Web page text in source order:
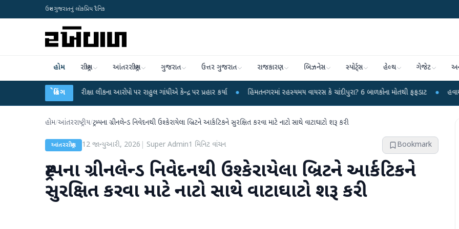
ઉત્તર ગુજરાતનું લોકપ્રિય દૈનિક
હોમ રાષ્ટ્રીય આંતરરાષ્ટ્રીય ગુજરાત ઉત્તર ગુજરાત રાજકારણ બિઝનેસ સ્પોર્ટ્સ હેલ્થ ગેજેટ
બ્રેકિંગ
UGC-NET પરીક્ષા લીકના આરોપો પર રાહુલ ગાંધીએ કેન્દ્ર પર પ્રહાર કર્યા ● હિંમતનગરમાં રહસ્યમય વાયરસ કે ચાંદીપુરા? 6 બાળકોના મોતથી ફફડાટ ● હવામાન વિભાગે
હોમ/આંતરરાષ્ટ્રીય/ટ્રમ્પના ગ્રીનલેન્ડ નિવેદનથી ઉશ્કેરાયેલા બ્રિટને આર્કટિકને સુરક્ષિત કરવા માટે નાટો સાથે વાટાઘાટો શરૂ કરી
આંતરરાષ્ટ્રીય 12 જાન્યુઆરી, 2026 Super Admin1 મિનિટ વાંચન Bookmark
ટ્રમ્પના ગ્રીનલેન્ડ નિવેદનથી ઉશ્કેરાયેલા બ્રિટને આર્કટિકને
સુરક્ષિત કરવા માટે નાટો સાથે વાટાઘાટો શરૂ કરી